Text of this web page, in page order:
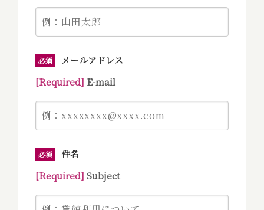
必須
メールアドレス
[Required] E-mail
必須
件名
[Required] Subject